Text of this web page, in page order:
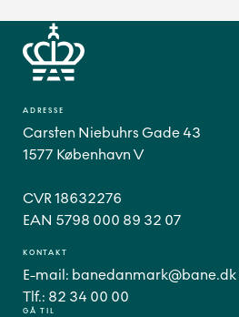
GÅ TIL
ADRESSE
Carsten Niebuhrs Gade 43
1577 København V
CVR 18632276
EAN 5798 000 89 32 07
KONTAKT
E-mail: banedanmark@bane.dk
Tlf.: 82 34 00 00